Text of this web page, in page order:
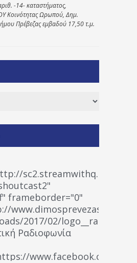
-14- καταστήματος,
Κοινότητας Ωρωπού, Δημ.
Πρέβεζας εμβαδού 17,50 τ.μ.
frameborder="0"
www.dimosprevezas.gr/wp-
2017/02/
Ραδιοφωνία
www.facebook.com/